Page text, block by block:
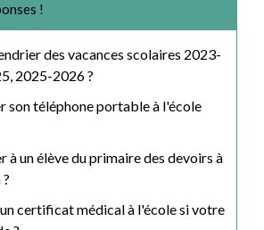
!
des vacances scolaires 2023-
2025-2026 ?
son téléphone portable à l'école
à un élève du primaire des devoirs à
certificat médical à l'école si votre